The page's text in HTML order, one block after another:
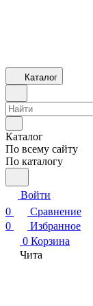
Каталог
Каталог
По всему сайту
По каталогу
Войти
0
Сравнение
0
Избранное
0 Корзина
Чита